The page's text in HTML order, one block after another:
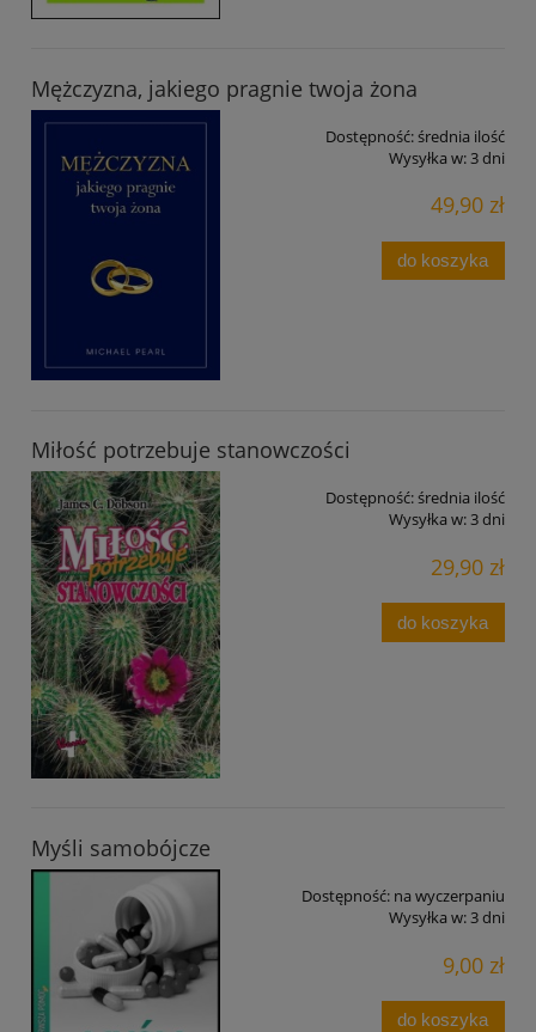
Mężczyzna, jakiego pragnie twoja żona
Dostępność:średnia ilość
Wysyłka w:3 dni
49,90 zł
do koszyka
Miłość potrzebuje stanowczości
Dostępność:średnia ilość
Wysyłka w:3 dni
29,90 zł
do koszyka
Myśli samobójcze
Dostępność: na wyczerpaniu
Wysyłka w:3 dni
9,00 zł
do koszyka